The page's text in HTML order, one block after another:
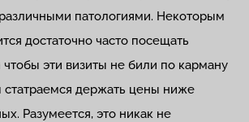
патологиями. Некоторым
достаточно часто посещать
чтобы эти визиты не били по карману
статраемся держать цены ниже
Разумеется, это никак не